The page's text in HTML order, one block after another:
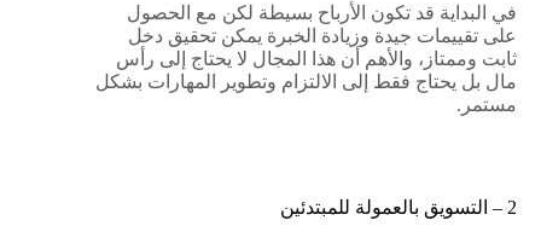
في البداية قد تكون الأرباح بسيطة لكن مع الحصول
على تقييمات جيدة وزيادة الخبرة يمكن تحقيق دخل
ثابت وممتاز، والأهم أن هذا المجال لا يحتاج إلى رأس
مال بل يحتاج فقط إلى الالتزام وتطوير المهارات بشكل
مستمر.
2 – التسويق بالعمولة للمبتدئين